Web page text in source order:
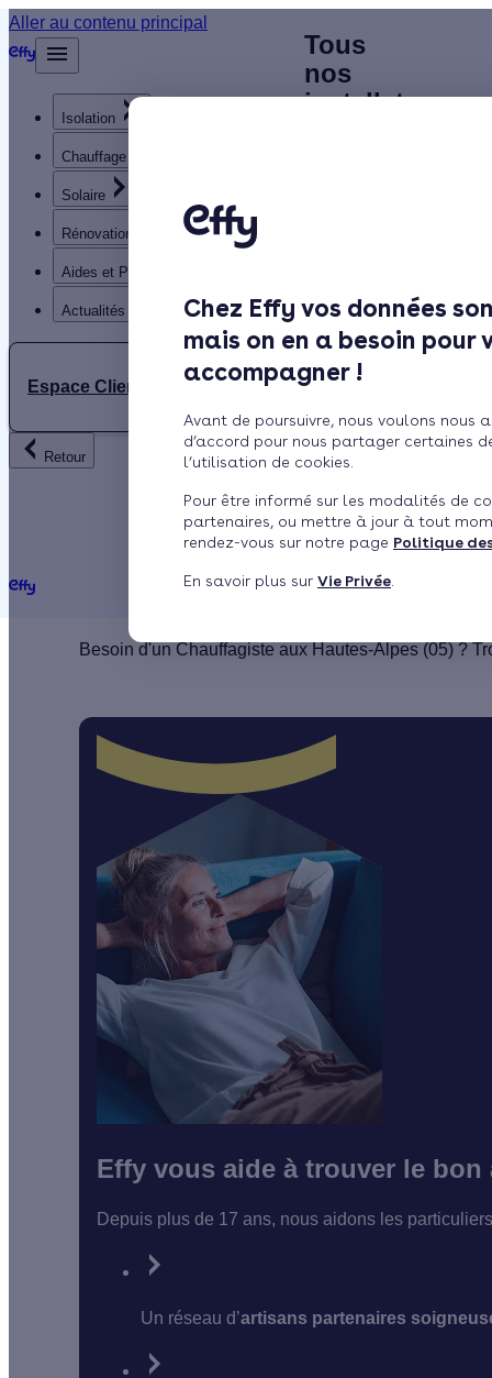
Chez Effy vos données
mais on en a besoin pour
accompagner !
Avant de poursuivre, nous voulons nous
d’accord pour nous partager certaines
l’utilisation de cookies.
Pour être informé sur les modalités de
partenaires, ou mettre à jour à tout
rendez-vous sur notre page Politique
En savoir plus sur Vie Privée
Aller au contenu principal
Isolation
Chauffage
Solaire
Rénovation globale
Aides et Primes
Actualités
Espace Client
Retour
les
Hautes-Alpes
meilleur
Rechercher
Tous
nos
installateurs
Embrun
Besoin d'un Chauffagiste aux Hautes-Alpes (05) ?
Effy vous aide à trouver le bon
Depuis plus de 17 ans, nous aidons les
Un réseau d’artisans partenaires